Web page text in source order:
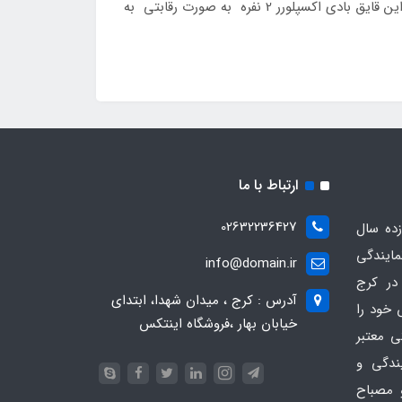
09126389358 تماس گرفته و یا به صورت حضوری به آدرس ما تنها نمایندگی محصولات بادی در کرج مراجعه نمائید ، قیمت این قایق بادی اکسپلورر 2 نفره به صورت رقابتی به
سال
کرج
خود را
معتبر
و
مصباح
ارتباط با ما
02632236427
info@domain.ir
آدرس : کرج ، میدان شهدا، ابتدای
خیابان بهار ،فروشگاه اینتکس